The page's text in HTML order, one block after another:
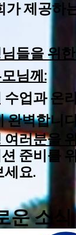
가 제공하
들을 위
님께:
수업과 온
완벽합니
여러분을
준비를
세요.
운 소